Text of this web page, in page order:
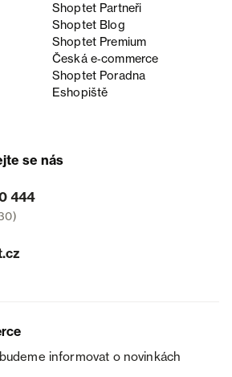
Shoptet Partneři
Shoptet Blog
Shoptet Premium
Česká e‑commerce
Shoptet Poradna
Eshopiště
se nás
444
informovat o novinkách